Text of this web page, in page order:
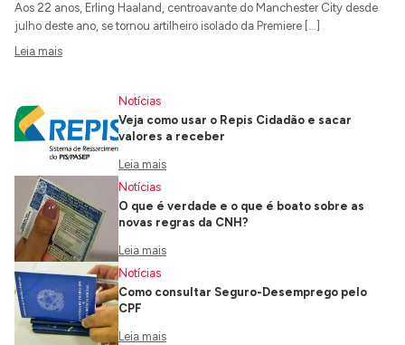
Aos 22 anos, Erling Haaland, centroavante do Manchester City desde
julho deste ano, se tornou artilheiro isolado da Premiere […]
Leia mais
Notícias
Veja como usar o Repis Cidadão e sacar
valores a receber
Leia mais
Notícias
O que é verdade e o que é boato sobre as
novas regras da CNH?
Leia mais
Notícias
Como consultar Seguro-Desemprego pelo
CPF
Leia mais